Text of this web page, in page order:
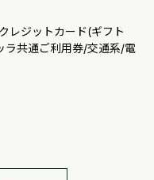
レジットカード(ギフト
ラ共通ご利用券/交通系/電